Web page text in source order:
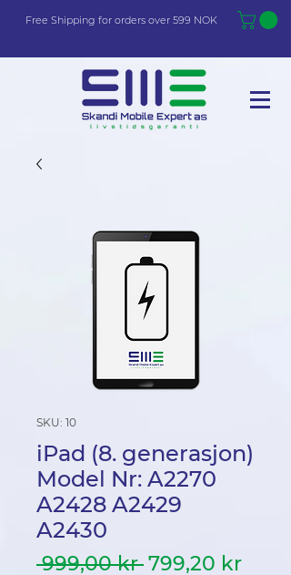
Free Shipping for orders over 599 NOK
SKU: 10
iPad (8. generasjon)
Model Nr: A2270
A2428 A2429
A2430
999,00 kr Vanlig
799,20 kr